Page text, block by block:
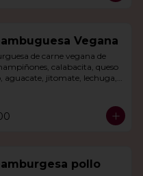
Vegana
de carne vegana de
calabacita, queso
aguacate, jitomate, lechuga,
pollo